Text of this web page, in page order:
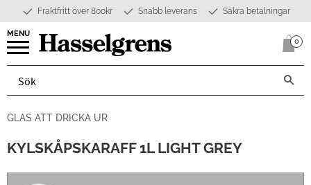
Meny
Fraktfritt över 800kr Snabb leverans Säkra betalningar
0
GLAS ATT DRICKA UR
KYLSKÅPSKARAFF 1L LIGHT GREY